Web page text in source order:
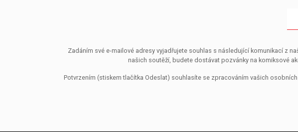
Zadáním své e-mailové adresy vyjadřujete souhlas s následující komunikací z
našich soutěží, budete dostávat pozvánky na komiksové
Potvrzením (stiskem tlačítka Odeslat) souhlasíte se zpracováním vašich